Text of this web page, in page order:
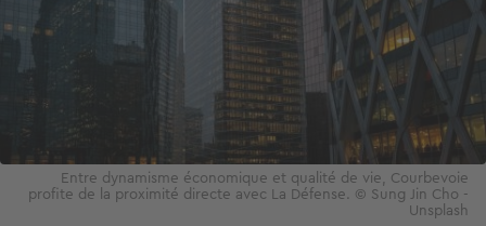
Entre dynamisme économique et qualité de vie, Courbevoie
profite de la proximité directe avec La Défense. © Sung Jin Cho -
Unsplash